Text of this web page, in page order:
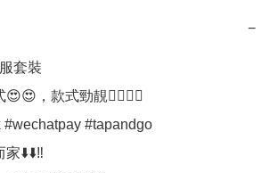
−
套裝
，款式勁靚👍🏼👍🏼
#tapandgo
家⬇️⬇️‼️